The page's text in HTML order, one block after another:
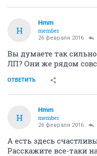
H
Hmm
member
26 февраля 2016
Вы думаете так сильно
ЛП? Они же рядом
ОТВЕТИТЬ
H
Hmm
member
26 февраля 2016
А есть здесь
Расскажите все-таки